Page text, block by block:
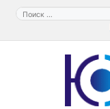
Перейти
содержимому
Поиск: